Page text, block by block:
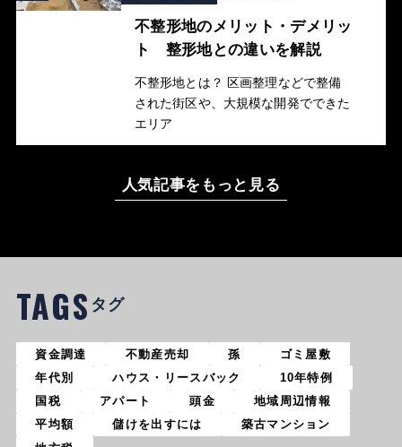
不整形地のメリット・デメリッ
ト 整形地との違いを解説
不整形地とは？ 区画整理などで整備
された街区や、大規模な開発でできた
エリア
人気記事をもっと見る
TAGS タグ
資金調達 不動産売却 孫
ゴミ屋敷
年代別
ハウス・リースバック
10年特例
国税
アパート 頭金
地域周辺情報
平均額
儲けを出すには
築古マンション